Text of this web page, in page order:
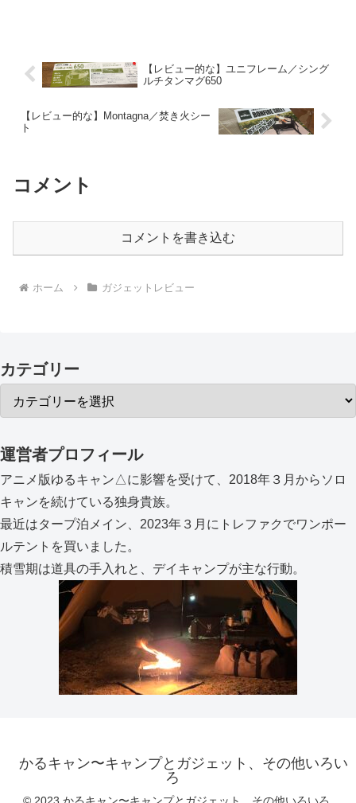
【レビュー的な】ユニフレーム／シング
ルチタンマグ650
【レビュー的な】Montagna／焚き火シー
ト
コメント
コメントを書き込む
ホーム ガジェットレビュー
カテゴリー
運営者プロフィール
アニメ版ゆるキャン△に影響を受けて、2018年３月からソロ
キャンを続けている独身貴族。
最近はタープ泊メイン、2023年３月にトレファクでワンポー
ルテントを買いました。
積雪期は道具の手入れと、デイキャンプが主な行動。
かるキャン〜キャンプとガジェット、その他いろい
ろ